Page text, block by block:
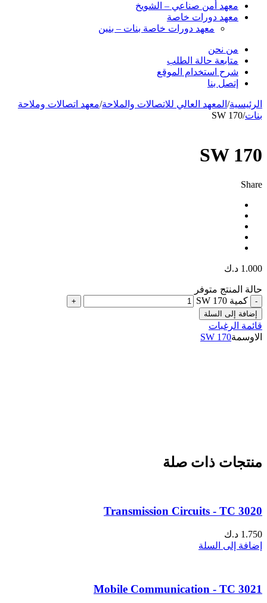
معهد أمن صناعي – الشويخ
معهد دورات خاصة
معهد دورات خاصة بنات – بنين
من نحن
متابعة حالة الطلب
شرح استخدام الموقع
إتصل بنا
الرئيسية/ المعهد العالي للاتصالات والملاحة/معهد اتصالات وملاحة
بنات/
SW 170
SW 170
Share
1.000 د.ك
حالة المنتج متوفر
كمية SW 170
إضافة إلى السلة
قائمة الرغبات
الاوسمةSW 170
منتجات ذات صلة
Transmission Circuits - TC 3020
1.750 د.ك
إضافة إلى السلة
Mobile Communication - TC 3021